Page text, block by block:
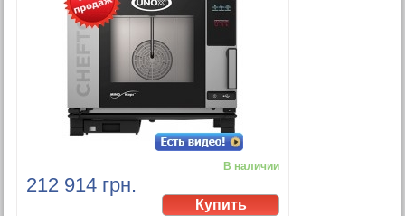
212 914 грн.
В наличии